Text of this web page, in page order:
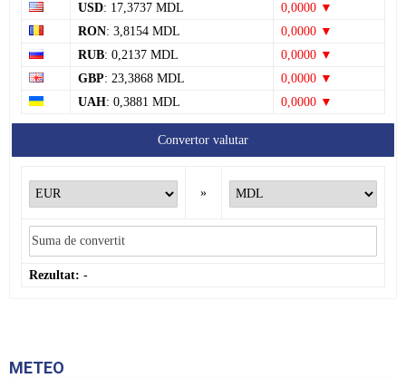
USD: 17,3737 MDL
0,0000 ▼
RON: 3,8154 MDL
0,0000 ▼
RUB: 0,2137 MDL
0,0000 ▼
GBP: 23,3868 MDL
0,0000 ▼
UAH: 0,3881 MDL 0,0000 ▼
Convertor valutar
»
Rezultat: -
METEO